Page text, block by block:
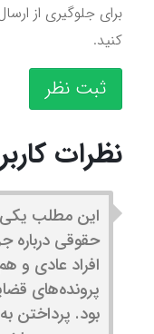
برای جلوگیری از
کنید.
ثبت نظر
نظرات
این مطلب یکی
حقوقی
افراد عادی و
پرونده‌های
بود. پرداختن